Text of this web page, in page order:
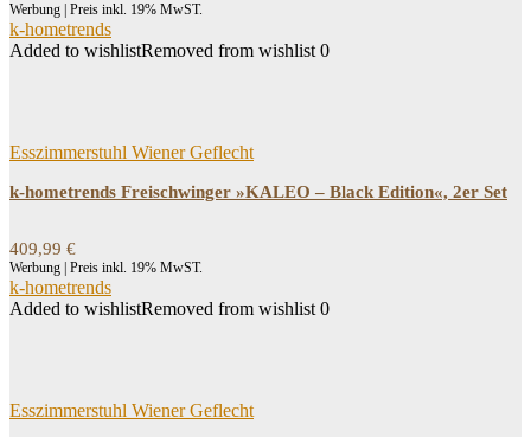
Werbung | Preis inkl. 19% MwST.
k-hometrends
Added to wishlistRemoved from wishlist 0
Esszimmerstuhl Wiener Geflecht
k-hometrends Freischwinger »KALEO – Black Edition«, 2er Set
409,99 €
Werbung | Preis inkl. 19% MwST.
k-hometrends
Added to wishlistRemoved from wishlist 0
Esszimmerstuhl Wiener Geflecht